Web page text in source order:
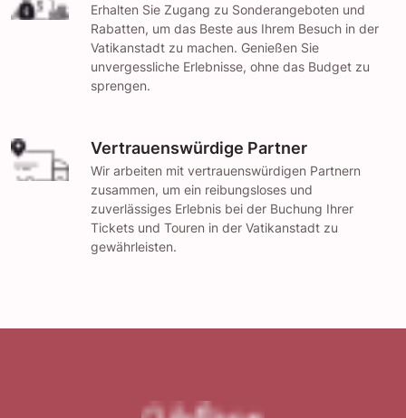
Erhalten Sie Zugang zu Sonderangeboten und
Rabatten, um das Beste aus Ihrem Besuch in der
Vatikanstadt zu machen. Genießen Sie
unvergessliche Erlebnisse, ohne das Budget zu
sprengen.
Vertrauenswürdige Partner
Wir arbeiten mit vertrauenswürdigen Partnern
zusammen, um ein reibungsloses und
zuverlässiges Erlebnis bei der Buchung Ihrer
Tickets und Touren in der Vatikanstadt zu
gewährleisten.